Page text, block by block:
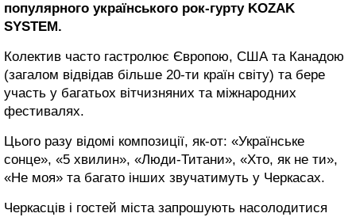
популярного українського рок-гурту KOZAK
SYSTEM.
Колектив часто гастролює Європою, США та Канадою
(загалом відвідав більше 20-ти країн світу) та бере
участь у багатьох вітчизняних та міжнародних
фестивалях.
Цього разу відомі композиції, як-от: «Українське
сонце», «5 хвилин», «Люди-Титани», «Хто, як не ти»,
«Не моя» та багато інших звучатимуть у Черкасах.
Черкасців і гостей міста запрошують насолодитися